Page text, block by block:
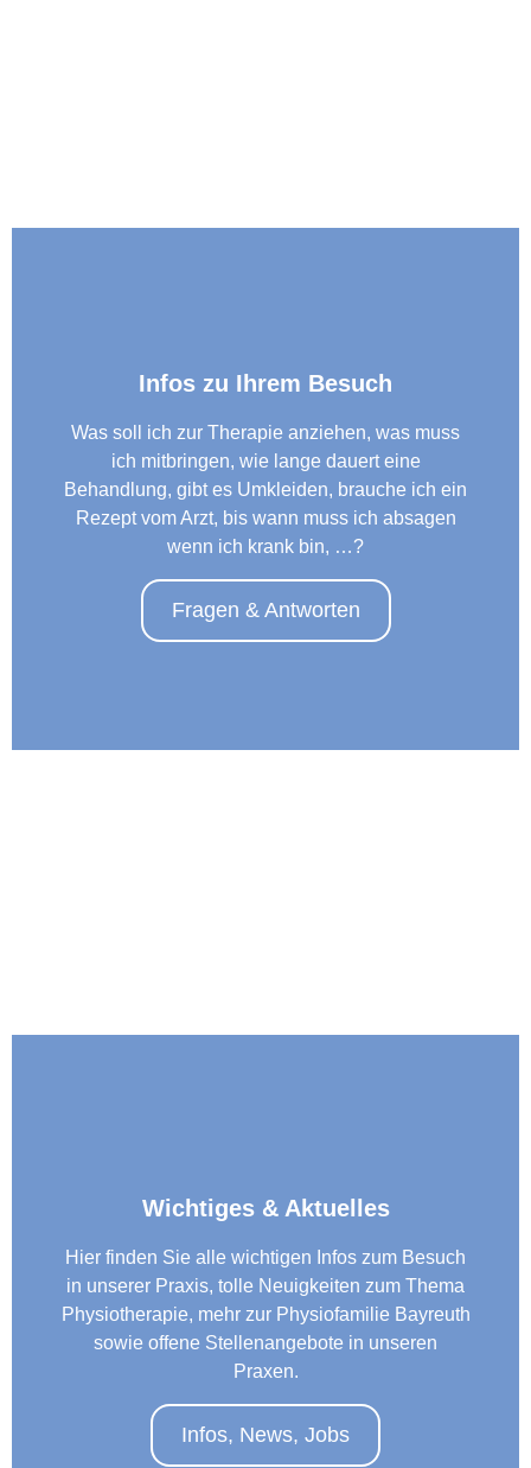
Infos zu Ihrem Besuch
Was soll ich zur Therapie anziehen, was muss
ich mitbringen, wie lange dauert eine
Behandlung, gibt es Umkleiden, brauche ich ein
Rezept vom Arzt, bis wann muss ich absagen
wenn ich krank bin, …?
Fragen & Antworten
Wichtiges & Aktuelles
Hier finden Sie alle wichtigen Infos zum Besuch
in unserer Praxis, tolle Neuigkeiten zum Thema
Physiotherapie, mehr zur Physiofamilie Bayreuth
sowie offene Stellenangebote in unseren
Praxen.
Infos, News, Jobs